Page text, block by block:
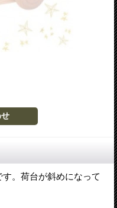
。荷台が斜めになって